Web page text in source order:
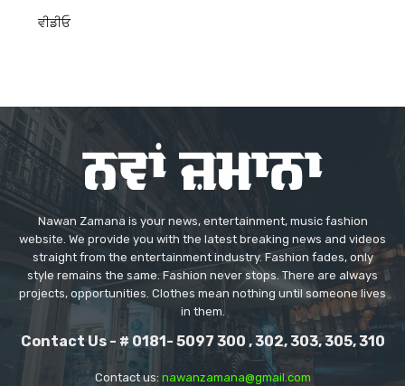
ਵੀਡੀਓ
Nawan Zamana is your news, entertainment, music fashion
website. We provide you with the latest breaking news and videos
straight from the entertainment industry. Fashion fades, only
style remains the same. Fashion never stops. There are always
projects, opportunities. Clothes mean nothing until someone lives
in them.
Contact Us - # 0181- 5097 300 , 302, 303, 305, 310
Contact us: nawanzamana@gmail.com